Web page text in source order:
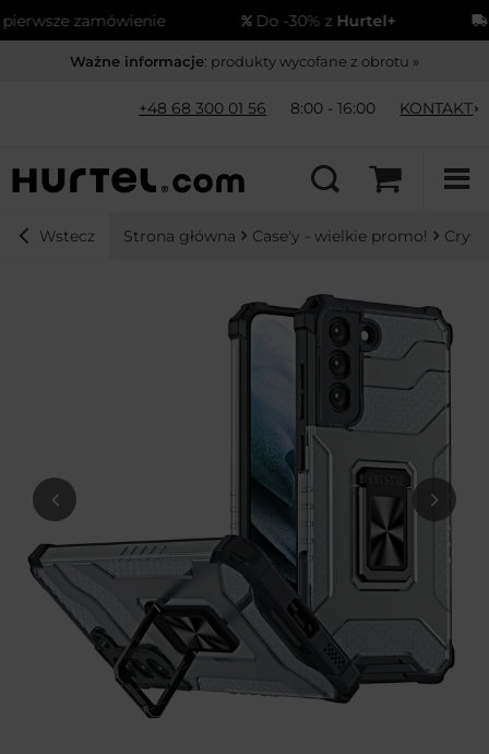
zamówienie Do -30% zHurtel+
Ważne informacje: produkty wycofane z obrotu »
+48 68 300 01 56 8:00 - 16:00 KONTAKT
Wstecz Strona główna Case'y - wielkie promo!